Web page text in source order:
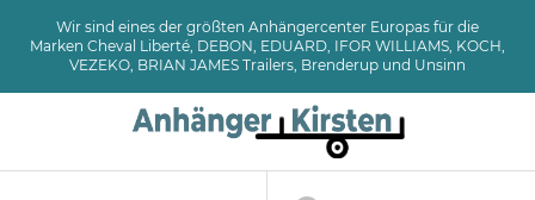
Wir sind eines der größten Anhängercenter Europas für die
Marken Cheval Liberté, DEBON, EDUARD, IFOR WILLIAMS, KOCH,
VEZEKO, BRIAN JAMES Trailers, Brenderup und Unsinn